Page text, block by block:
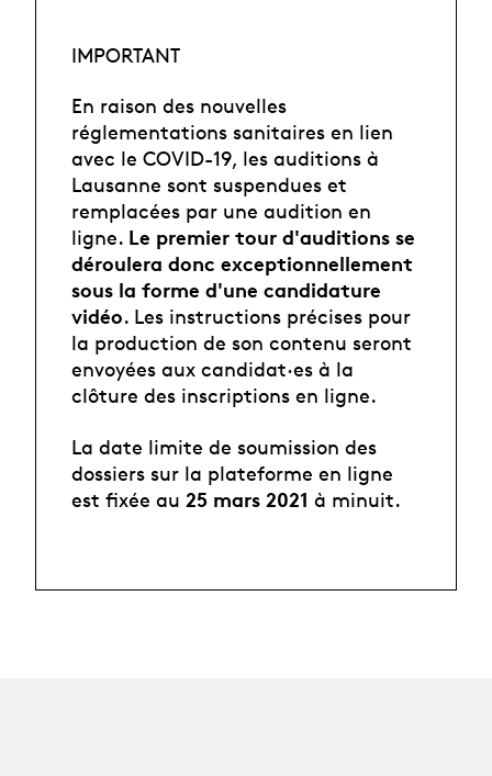
IMPORTANT
En raison des nouvelles
réglementations sanitaires en lien
avec le COVID-19, les auditions à
Lausanne sont suspendues et
remplacées par une audition en
ligne. Le premier tour d'auditions se
déroulera donc exceptionnellement
sous la forme d'une candidature
vidéo. Les instructions précises pour
la production de son contenu seront
envoyées aux candidat·es à la
clôture des inscriptions en ligne.
La date limite de soumission des
dossiers sur la plateforme en ligne
est fixée au 25 mars 2021 à minuit.